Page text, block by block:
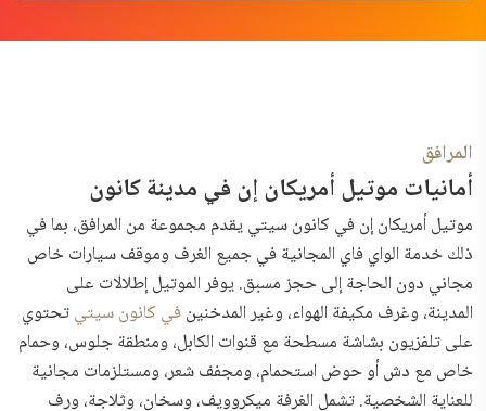
المرافق
أمانيات موتيل أمريكان إن في مدينة كانون
موتيل أمريكان إن في كانون سيتي يقدم مجموعة من المرافق، بما في
ذلك خدمة الواي فاي المجانية في جميع الغرف وموقف سيارات خاص
مجاني دون الحاجة إلى حجز مسبق. يوفر الموتيل إطلالات على
المدينة، وغرف مكيفة الهواء، وغير المدخنين في كانون سيتيتحتوي
على تلفزيون بشاشة مسطحة مع قنوات الكابل، ومنطقة جلوس، وحمام
خاص مع دش أو حوض استحمام، ومجفف شعر، ومستلزمات مجانية
للعناية الشخصية. تشمل الغرفة ميكروويف، وسخان، وثلاجة، ورف